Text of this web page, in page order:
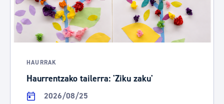
HAURRAK
Haurrentzako tailerra: 'Ziku zaku'
2026/08/25